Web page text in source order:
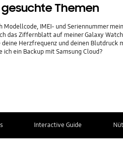
Themen
Modellcode, IMEI- und Seriennummer
das Ziffernblatt auf meiner Galaxy
deine Herzfrequenz und deinen Blutdruck
ich ein Backup mit Samsung Cloud?
Interactive Guide